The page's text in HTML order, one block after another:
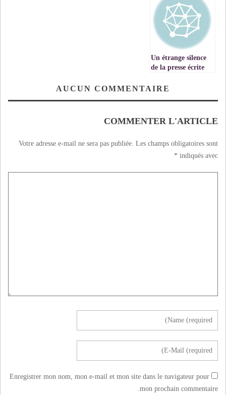
REFORME DES
TAXES SUR LES
MALADIES
Un étrange silence
de la presse écrite
française
AUCUN COMMENTAIRE
COMMENTER L'ARTICLE
Votre adresse e-mail ne sera pas publiée. Les champs obligatoires sont
indiqués avec
*
Enregistrer mon nom, mon e-mail et mon site dans le navigateur pour
mon prochain commentaire.